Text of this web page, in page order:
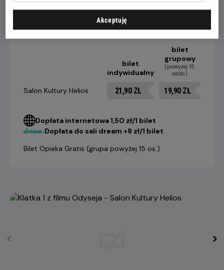
CENNIK
bilet
indywidualny
bilet
grupowy
(powyżej 15
osób)
Salon Kultury Helios 21,90 ZŁ 19,90 ZŁ
Dopłata internetowa 1,50 zł/1 bilet
Dopłata do sali dream +9 zł/1 bilet
Bilet Opieka Gratis (grupa powyżej 15 os.)
Akceptuję